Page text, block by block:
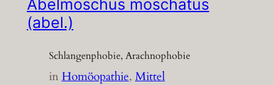
Abelmoschus moschatus
(abel.)
Schlangenphobie, Arachnophobie
inHomöopathie, Mittel